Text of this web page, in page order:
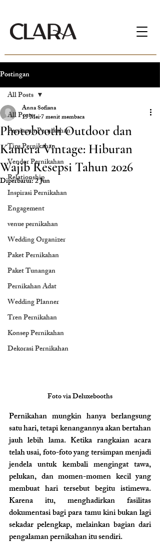
Postingan
All Posts
Persiapan Pernikahan
Tips Pernikahan
Vendor Pernikahan
Relationship
Inspirasi Pernikahan
Engagement
venue pernikahan
Wedding Organizer
Paket Pernikahan
Paket Tunangan
Pernikahan Adat
Wedding Planner
Tren Pernikahan
Konsep Pernikahan
Dekorasi Pernikahan
All Posts
Photobooth Outdoor dan
Kamera Vintage: Hiburan
Wajib Resepsi Tahun 2026
Anna Sofiana
15 Mei7 menit membaca
Diperbarui:2 Jun
Foto via Deluxebooths
Pernikahan mungkin hanya berlangsung
satu hari, tetapi kenangannya akan bertahan
jauh lebih lama. Ketika rangkaian acara
telah usai, foto-foto yang tersimpan menjadi
jendela untuk kembali mengingat tawa,
pelukan, dan momen-momen kecil yang
membuat hari tersebut begitu istimewa.
Karena itu, menghadirkan fasilitas
dokumentasi bagi para tamu kini bukan lagi
sekadar pelengkap, melainkan bagian dari
pengalaman pernikahan itu sendiri.